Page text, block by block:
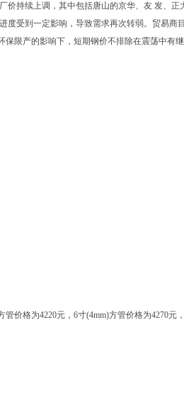
持续上调，其中包括唐山的京华、友 发、正
度受到一定影响，导致需求再次转弱。贸易商
限产的影响下，短期钢价不排除在震荡中有继
价格为4220元，6寸(4mm)方管价格为4270元